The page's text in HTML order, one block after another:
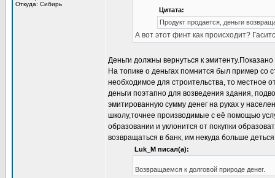
Откуда: Сибирь
Цитата:
Продукт продается, деньги
А вот этот финт как происходит?
Деньги должны вернуться к
На топике о деньгах помнится был пример со
необходимое для строительства, то местное
деньги поэтапно для возведения здания,
эмитированную сумму денег на руках у
школу,точнее производимые с её помощью
образовании и уклонится от покупки
возвращаться в банк, им некуда больше
Luk_M писал(а):
Возвращаемся к долговой природе денег.